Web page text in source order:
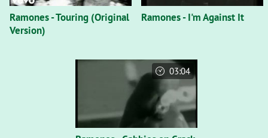
Ramones - Touring (Original
Version)
Ramones - I'm Against It
03:04